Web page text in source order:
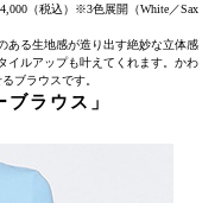
（税込）※3色展開（White／Sax
ある生地感が造り出す絶妙な立体感
イルアップも叶えてくれます。かわ
ブラウスです。
ラウス」